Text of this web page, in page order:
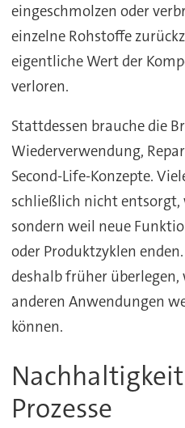
eingeschmolzen oder
einzelne Rohstoffe
eigentliche Wert der
verloren.
Stattdessen brauche die
Wiederverwendung,
Second-Life-Konzepte.
schließlich nicht entsorgt,
sondern weil neue
oder Produktzyklen
deshalb früher
anderen Anwendungen
können.
Prozesse